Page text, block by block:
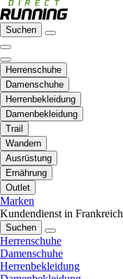
Suchen
Herrenschuhe
Damenschuhe
Herrenbekleidung
Damenbekleidung
Trail
Wandern
Ausrüstung
Ernährung
Outlet
Marken
Kundendienst in Frankreich
Suchen
Herrenschuhe
Damenschuhe
Herrenbekleidung